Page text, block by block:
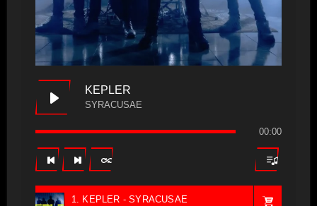
KEPLER
SYRACUSAE
00:00
1. KEPLER - SYRACUSAE